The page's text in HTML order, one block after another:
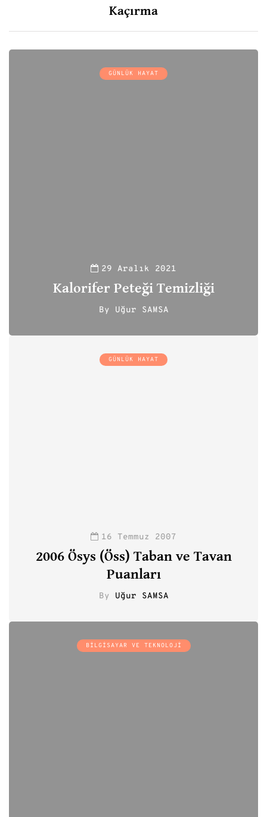
Kaçırma
GÜNLÜK HAYAT
29 Aralık 2021
Kalorifer Peteği Temizliği
By Uğur SAMSA
GÜNLÜK HAYAT
16 Temmuz 2007
2006 Ösys (Öss) Taban ve Tavan
Puanları
By Uğur SAMSA
BILGISAYAR VE TEKNOLOJI